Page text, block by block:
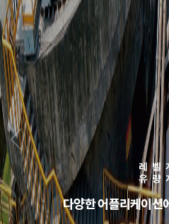
적외선
열화상
온도검교
열전대(원
온도관련 최고의 제품과
레벨
유량
다양한 어플리케이션
휴대용 초
PC연결형 초
차원이 다른 속도와 다양한
제공합